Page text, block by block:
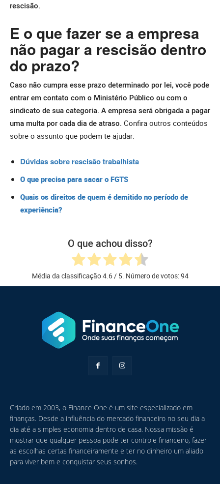
rescisão.
E o que fazer se a empresa
não pagar a rescisão dentro
do prazo?
Caso não cumpra esse prazo determinado por lei, você pode
entrar em contato com o Ministério Público ou com o
sindicato de sua categoria. A empresa será obrigada a pagar
uma multa por cada dia de atraso. Confira outros conteúdos
sobre o assunto que podem te ajudar:
Dúvidas sobre rescisão trabalhista
O que precisa para sacar o FGTS
Quais os direitos de quem é demitido no período de
experiência?
O que achou disso?
Média da classificação4.6/ 5. Número de votos:94
Criado em 2003, o Finance One é um site especializado em
finanças. Desde a influência do mercado financeiro no seu dia a
dia até a simples economia dentro de casa. Nossa missão é
mostrar que qualquer pessoa pode ter controle financeiro, fazer
as escolhas certas financeiramente e ter no dinheiro um aliado
para viver bem e conquistar seus sonhos.